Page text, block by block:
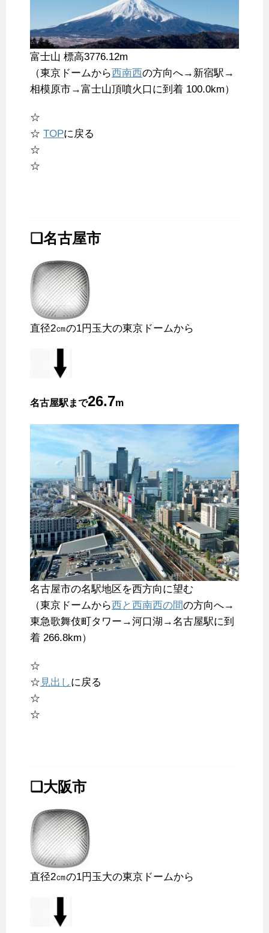
富士山 標高3776.12m
（東京ドームから西南西の方向へ→新宿駅→
相模原市→富士山頂噴火口に到着 100.0km）
☆
☆ TOPに戻る
☆
☆
❑名古屋市
直径2㎝の1円玉大の東京ドームから
名古屋駅まで26.7m
名古屋市の名駅地区を西方向に望む
（東京ドームから西と西南西の間の方向へ→
東急歌舞伎町タワー→河口湖→名古屋駅に到
着 266.8km）
☆
☆ 見出しに戻る
☆
☆
❑大阪市
直径2㎝の1円玉大の東京ドームから